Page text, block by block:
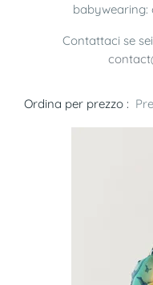
babywearing:
Contattaci se
Ordina per prezzo :